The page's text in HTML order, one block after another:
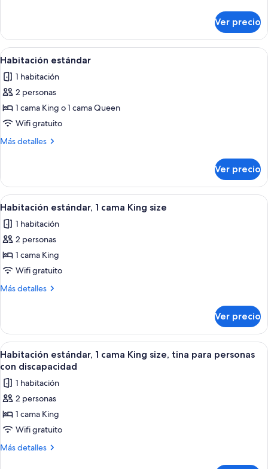
tina
para
personas
con
discapacidad
1
cama
Queen
tina
para
con
discapacidad
Ver precio
Abrir
todas
las
fotos
de
Habitación
estándar
Habitación de hotel moderna con
6
Habitación estándar
1 habitación
2 personas
1 cama King o 1 cama Queen
Wifi gratuito
Más detalles
Más
estándar
Ver precio
Abrir
todas
las
fotos
de
Habitación
estándar,
King
size
Habitación de hotel moderna con
7
Habitación estándar, 1 cama King size
1 habitación
2 personas
1 cama King
Wifi gratuito
Más detalles
Más
estándar,
cama
King
Ver precio
Abrir
todas
las
fotos
de
Habitación
estándar,
1
Habitación de hotel moderna con
9
Habitación estándar, 1 cama King size, tina para personas
con discapacidad
1 habitación
2 personas
1 cama King
Wifi gratuito
Más detalles
Más